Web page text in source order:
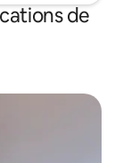
de